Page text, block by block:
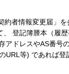
者情報変更届」
登記簿謄本（履
ドレスやAS番号
等) であれば登